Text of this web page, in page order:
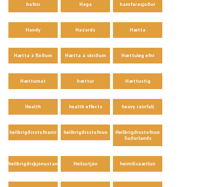
hafnir Haga hamfarasjóður
Handy Hazards Hætta
Hætta á flóðum Hætta á skriðum Hættuleg efni
Hættumat hættur Hættustig
Health health effects heavy rainfall
heilbrigðisstofnanir heilbrigðisstofnun
Heilbrigðisstofnun
Suðurlands
heilbrigðisþjónustan Heilsutjón heimilisáætlun